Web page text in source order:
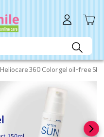
Heliocare 360 Color gel oil-free
ΑΓΟΡΑ